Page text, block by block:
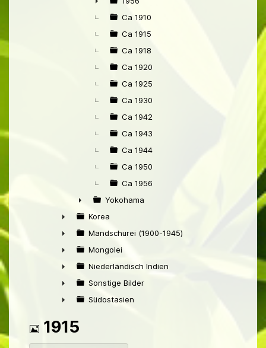
►
Ca 1910
Ca 1915
Ca 1918
Ca 1920
Ca 1925
Ca 1930
Ca 1942
Ca 1943
Ca 1944
Ca 1950
Ca 1956
►
Yokohama
►
Korea
►
Mandschurei (1900-1945)
►
Mongolei
►
Niederländisch Indien
►
Sonstige Bilder
Südostasien
Bild
1915